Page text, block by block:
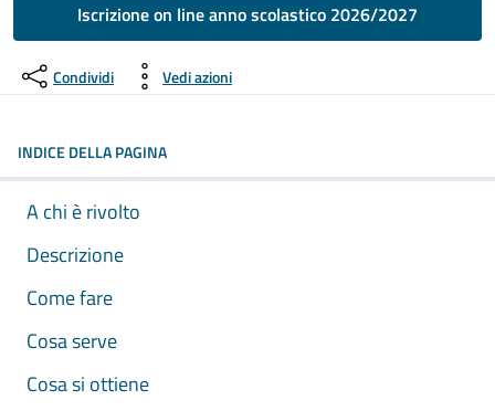
Iscrizione on line anno scolastico 2026/2027
Condividi Vedi azioni
INDICE DELLA PAGINA
A chi è rivolto
Descrizione
Come fare
Cosa serve
Cosa si ottiene